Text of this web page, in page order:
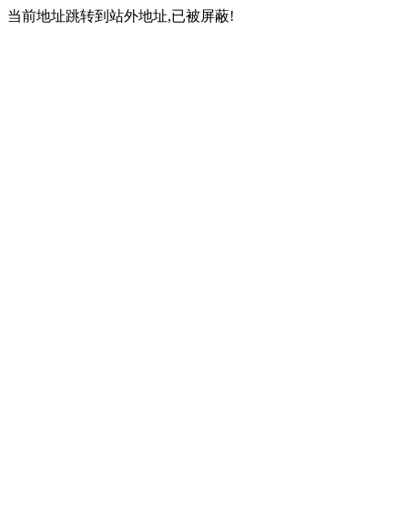
当前地址跳转到站外地址,已被屏蔽!